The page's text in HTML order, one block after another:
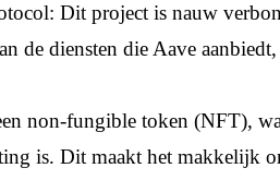
Dit project is nauw
de diensten die Aave
non-fungible token (NFT),
is. Dit maakt het makkelijk